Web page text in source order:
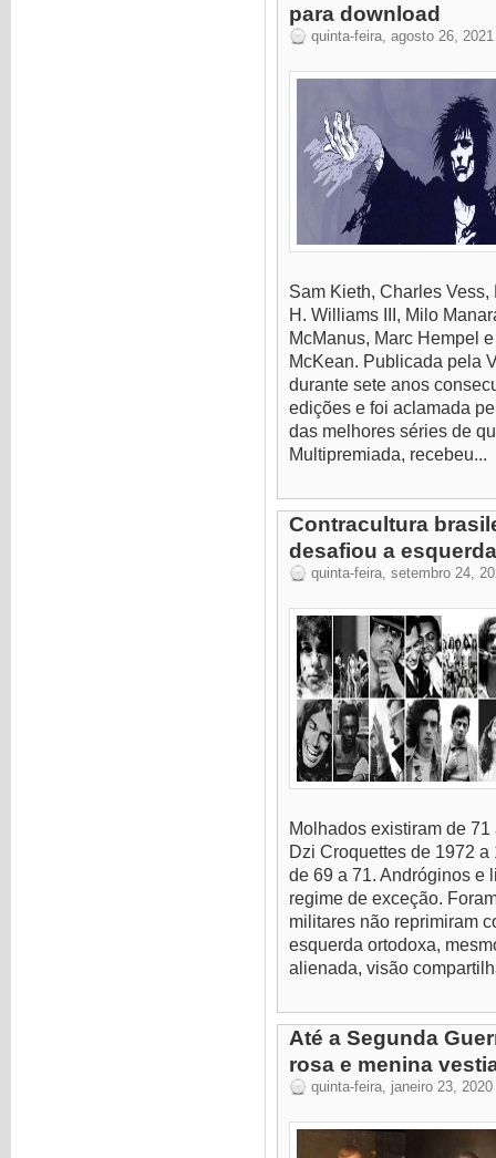
para download
quinta-feira, agosto 26, 2021
Sam Kieth, Charles
H. Williams III, Milo
McManus, Marc Hempel
McKean. Publicada pela
durante sete anos
edições e foi aclamada
das melhores séries de
Multipremiada, recebeu...
Contracultura
desafiou a
quinta-feira, setembro 24,
Molhados existiram de
Dzi Croquettes de 1972
de 69 a 71. Andróginos e
regime de exceção.
militares não reprimiram
esquerda ortodoxa,
alienada, visão
Até a Segunda
rosa e menina
quinta-feira, janeiro 23, 2020